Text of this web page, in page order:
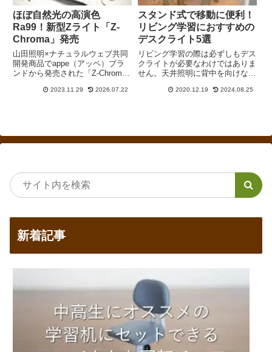
ほぼ自然光の高演色
Ra99！新型Zライト「Z-
Chroma」発売
山田照明×ナチュラルウェブ共同
開発商品でappe（アッペ）ブラ
ンドから発売された「Z-Chroma
Ra99を実現したデスクライトで
「Z-208PRO」と比較するとかな
2023.11.29 2026.07.22
スタンド式で移動に便利！
リビング学習におすすめの
デスクライト5選
リビング学習の際は必ずしもデス
クライトが必要なわけではありま
せん。天井照明に背中を向けない
OK。200ルクス未満の場合はシ
SX20」などをおすすめします。
2020.12.19 2024.08.25
新着記事